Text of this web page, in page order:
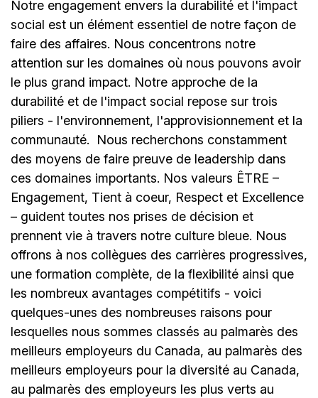
Notre engagement envers la durabilité et l'impact
social est un élément essentiel de notre façon de
faire des affaires. Nous concentrons notre
attention sur les domaines où nous pouvons avoir
le plus grand impact. Notre approche de la
durabilité et de l'impact social repose sur trois
piliers - l'environnement, l'approvisionnement et la
communauté.
Nous recherchons constamment
des moyens de faire preuve de leadership dans
ces domaines importants. Nos valeurs ÊTRE –
Engagement, Tient à coeur, Respect et Excellence
– guident toutes nos prises de décision et
prennent vie à travers notre culture bleue. Nous
offrons à nos collègues des carrières progressives,
une formation complète, de la flexibilité ainsi que
les nombreux avantages compétitifs - voici
quelques-unes des nombreuses raisons pour
lesquelles nous sommes classés au palmarès des
meilleurs employeurs du Canada, au palmarès des
meilleurs employeurs pour la diversité au Canada,
au palmarès des employeurs les plus verts au